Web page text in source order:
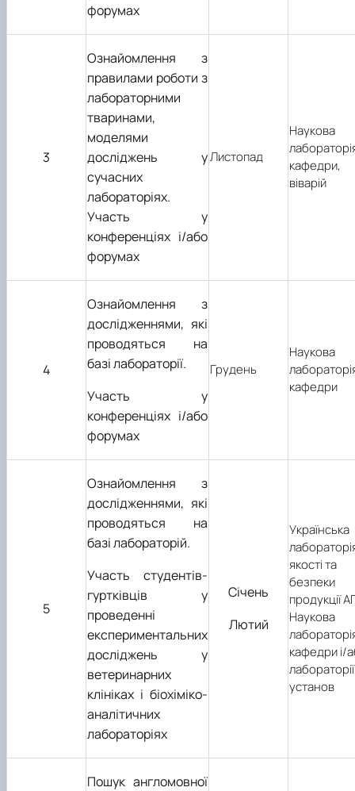
форумах
3
Ознайомлення з
правилами роботи з
лабораторними
тваринами,
моделями
досліджень у
сучасних
лабораторіях.
Участь у
конференціях і/або
форумах
Листопад
Наукова
кафедри,
віварій
4
Ознайомлення з
дослідженнями, які
проводяться на
базі лабораторії.
Участь у
конференціях і/або
форумах
Грудень
Наукова
кафедри
5
Ознайомлення з
дослідженнями, які
проводяться на
базі лабораторій.
Участь студентів-
гуртківців у
проведенні
експериментальних
досліджень у
ветеринарних
клініках і біохіміко-
аналітичних
лабораторіях
Січень
Лютий
Українська
якості та
безпеки
продукції
Наукова
кафедри і/
установ
Пошук англомовної